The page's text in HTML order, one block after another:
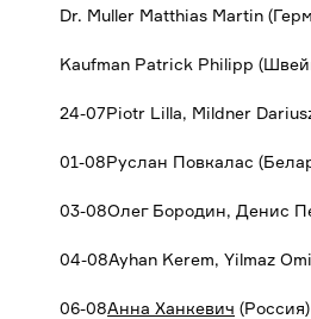
Dr. Muller Matthias Martin
Kaufman Patrick Philipp
24-07Piotr Lilla, Mildner
01-08Руслан Повкалас
03-08Олег Бородин, Денис
04-08Ayhan Kerem, Yilmaz
06-08Анна Ханкевич (Россия)